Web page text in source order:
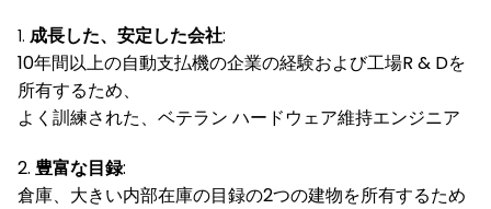
1. 成長した、安定した会社:
10年間以上の自動支払機の企業の経験および工場R & Dを
所有するため、
よく訓練された、ベテラン ハードウェア維持エンジニア
2. 豊富な目録:
倉庫、大きい内部在庫の目録の2つの建物を所有するため